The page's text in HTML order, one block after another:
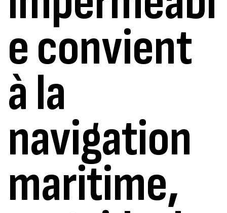
e convient
à la
navigation
maritime,